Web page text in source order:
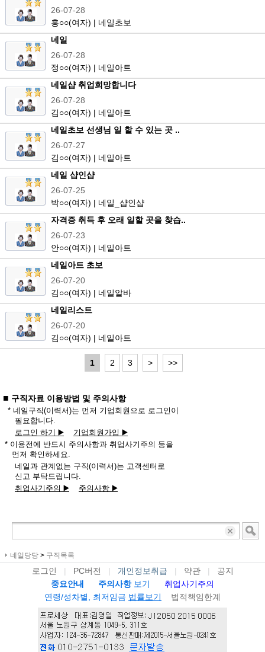
26-07-28
홍○○(여자) | 네일초보
네일
26-07-28
정○○(여자) | 네일아트
네일샵 취업희망합니다
26-07-28
김○○(여자) | 네일아트
네일초보 선생님 일 할 수 있는 곳 ..
26-07-27
김○○(여자) | 네일아트
네일 샵인샵
26-07-25
박○○(여자) | 네일_샵인샵
자격증 취득 후 오래 일할 곳을 찾습..
26-07-23
안○○(여자) | 네일아트
네일아트 초보
26-07-20
김○○(여자) | 네일알바
네일리스트
26-07-20
김○○(여자) | 네일아트
1 2 3 > >>
■ 구직자료 이용방법 및 주의사항
* 네일구직(이력서)는 먼저 기업회원으로 로그인이
필요합니다.
로그인 하기 ▶️
기업회원가입 ▶️
* 이용전에 반드시 주의사항과 취업사기주의 등을
먼저 확인하세요.
네일과 관계없는 구직(이력서)는 고객센터로
신고 부탁드립니다.
취업사기주의 ▶️
주의사항 ▶️
네일당당 > 구직목록
로그인 | PC버전 | 개인정보취급 | 약관 |
공지
중요안내
주의사항 보기
취업사기주의
연령/성차별, 최저임금 법률보기 법적책임한계